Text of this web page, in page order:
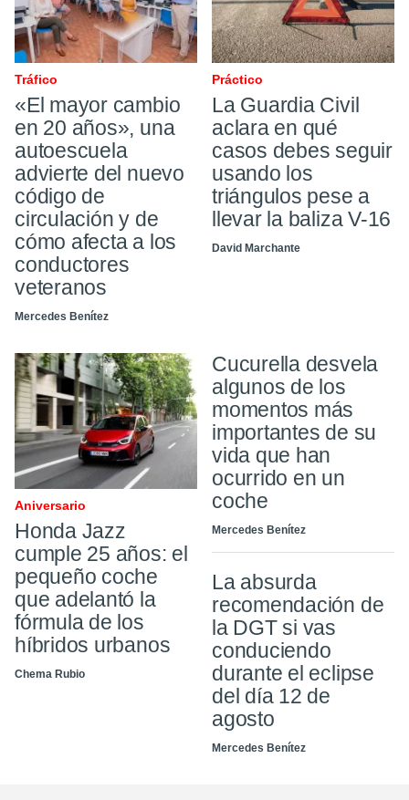
Tráfico
«El mayor cambio
en 20 años», una
autoescuela
advierte del nuevo
código de
circulación y de
cómo afecta a los
conductores
veteranos
Mercedes Benítez
Práctico
La Guardia Civil
aclara en qué
casos debes seguir
usando los
triángulos pese a
llevar la baliza V-16
David Marchante
Aniversario
Honda Jazz
cumple 25 años: el
pequeño coche
que adelantó la
fórmula de los
híbridos urbanos
Chema Rubio
Cucurella desvela
algunos de los
momentos más
importantes de su
vida que han
ocurrido en un
coche
Mercedes Benítez
La absurda
recomendación de
la DGT si vas
conduciendo
durante el eclipse
del día 12 de
agosto
Mercedes Benítez